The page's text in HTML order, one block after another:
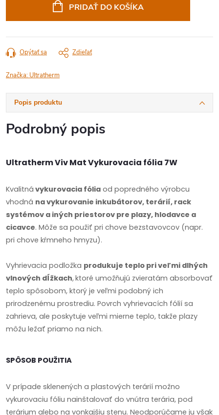
PRIDAŤ DO KOŠÍKA
Opýtať sa Zdieľať
Značka: Ultratherm
Popis produktu
Podrobný popis
Ultratherm Viv Mat Vykurovacia fólia 7W
Kvalitná vykurovacia fólia od popredného výrobcu
vhodná na vykurovanie inkubátorov, terárií, rack
systémov a iných priestorov pre plazy, hlodavce a
cicavce. Môže sa použiť pri chove bezstavovcov (napr.
pri chove kŕmneho hmyzu).
Vyhrievacia podložka produkuje teplo pri veľmi dlhých
vlnových dĺžkach,ktoré umožňujú zvieratám absorbovať
teplo spôsobom, ktorý je veľmi podobný ich
prirodzenému prostrediu. Povrch vyhrievacích fólií sa
zahrieva, ale poskytuje veľmi mierne teplo, takže plazy
môžu ležať priamo na nich.
SPÔSOB POUŽITIA
V prípade sklenených a plastových terárií možno
vykurovaciu fóliu nainštalovať do vnútra terária, pod
terárium alebo na vonkajšiu stenu. Neodporúčame ju však